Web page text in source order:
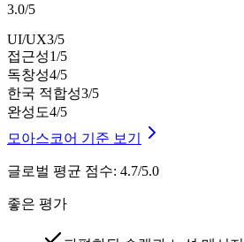
3.0/5
UI/UX3/5
접근성1/5
독창성4/5
한국 적합성3/5
완성도4/5
모아스코어 기준 보기
글로벌 평균 점수: 4.7/5.0
좋은 평가